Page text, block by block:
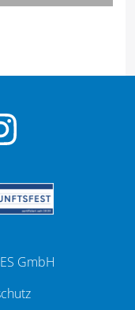
GmbH